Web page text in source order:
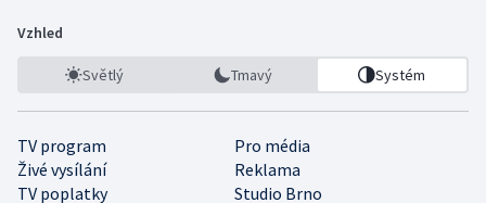
Vzhled
Světlý Tmavý Systém
TV program
Pro média
Živé vysílání
Reklama
TV poplatky
Studio Brno